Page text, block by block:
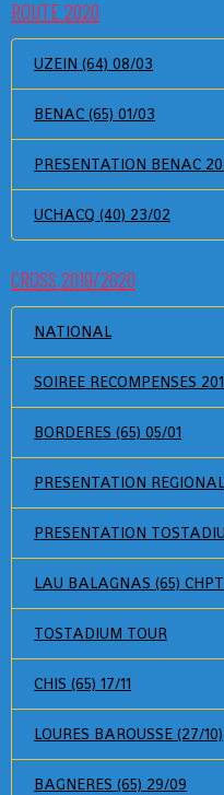
ROUTE 2020
UZEIN (64) 08/03
BENAC (65) 01/03
PRESENTATION BENAC
UCHACQ (40) 23/02
CROSS 2019/2020
NATIONAL
SOIREE RECOMPENSES
BORDERES (65) 05/01
PRESENTATION REGIONAL
PRESENTATION
LAU BALAGNAS (65)
TOSTADIUM TOUR
CHIS (65) 17/11
LOURES BAROUSSE (27/10)
BAGNERES (65) 29/09